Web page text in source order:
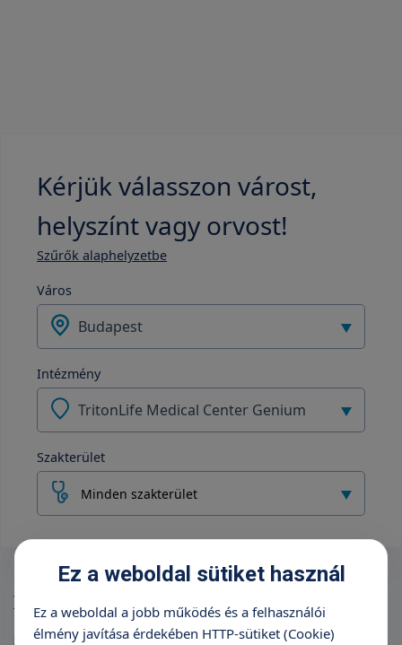
Kérjük válasszon várost,
helyszínt vagy orvost!
Szűrők alaphelyzetbe
Város
Budapest
Intézmény
TritonLife Medical Center Genium
Szakterület
Minden szakterület
Legfrissebb híreink
További hírek
Ez a weboldal sütiket használ
Ez a weboldal a jobb működés és a felhasználói
élmény javítása érdekében HTTP-sütiket (Cookie)